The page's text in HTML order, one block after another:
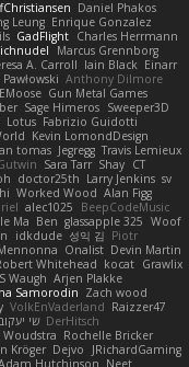
Daniel Phakos
Leung Enrique Gonzalez
GadFlight Charles Herrmann
Marcus Grennborg
A. Carroll Iain Black Einarr
Anthony Dilmore
Gun Metal Games
Sage Himeros Sweeper3D
Lotus Fabrizio Guidotti
Kevin LomondDesign
tomas Jegregg Travis Lemieux
Sara Tarr Shay CT
doctor25th Larry Jenkins sv
Worked Wood Alan Figg
alec1025
BeepCodeMusic
Ma Ben glassapple 325 Woof
idkdude 성익 김 Piotr
Onalist Devin Martin
Whitehead kocat Grawlix
S Waugh Arjen Plakke
Samorodin Zach wood
VolkEnVaderland Raizzer47
שי יעקוב DerHitsch
Woudstra Rochelle Bricker
Kröger Dejvo
JRichardGaming
Hutchinson Neet